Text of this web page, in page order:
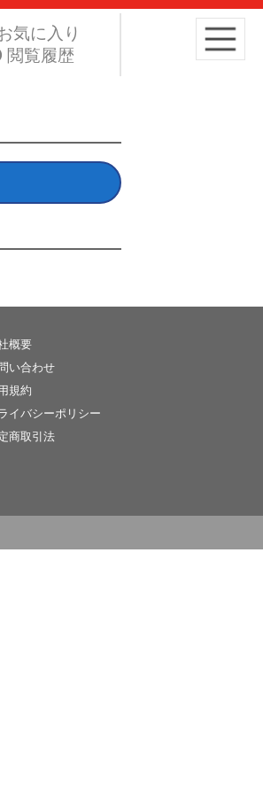
したい。ネット・ジーエス株式会社は
気に入り
閲覧履歴
概要
い合わせ
規約
イバシーポリシー
商取引法